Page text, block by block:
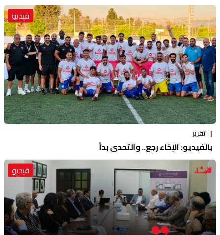
فيديو
تقرير
بالفيديو: الإخاء رجع.. والتحدي بدأ
فيديو